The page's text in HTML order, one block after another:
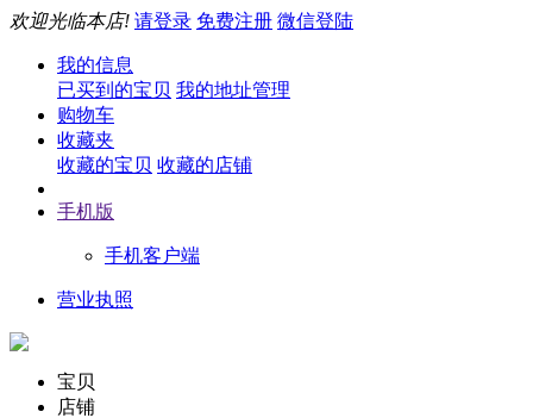
欢迎光临本店! 请登录 免费注册 微信登陆
我的信息
已买到的宝贝 我的地址管理
购物车
收藏夹
收藏的宝贝 收藏的店铺
手机版
手机客户端
营业执照
宝贝
店铺